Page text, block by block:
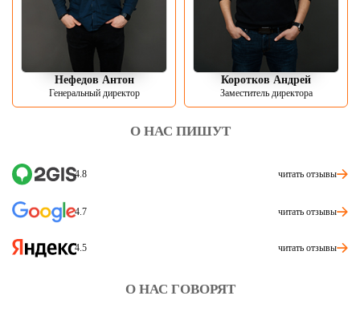
Нефедов Антон
Генеральный директор
Коротков Андрей
Заместитель директора
О НАС ПИШУТ
4.8 читать отзывы
4.7 читать отзывы
4.5 читать отзывы
О НАС ГОВОРЯТ